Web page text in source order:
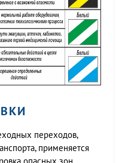
переходов,
применяется